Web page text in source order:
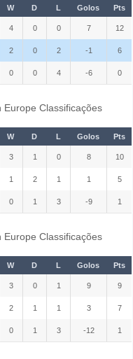
W D L Golos Pts
4 0 0 7 12
2 0 2 -1 6
0 0 4 -6 0
Classificações
W D L Golos Pts
3 1 0 8 10
1 2 1 1 5
0 1 3 -9 1
Classificações
W D L Golos Pts
3 0 1 9 9
2 1 1 3 7
0 1 3 -12 1